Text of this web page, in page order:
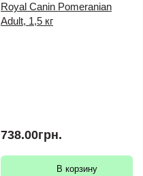
Royal Canin Pomeranian
Adult, 1,5 кг
738.00грн.
В корзину